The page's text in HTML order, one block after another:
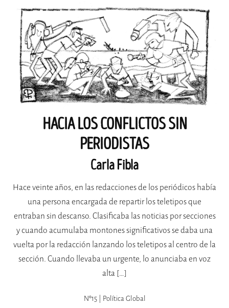
HACIA LOS CONFLICTOS SIN
PERIODISTAS
Carla Fibla
Hace veinte años, en las redacciones de los periódicos había
una persona encargada de repartir los teletipos que
entraban sin descanso. Clasificaba las noticias por secciones
y cuando acumulaba montones significativos se daba una
vuelta por la redacción lanzando los teletipos al centro de la
sección. Cuando llevaba un urgente, lo anunciaba en voz
alta […]
Nº15 | Política Global